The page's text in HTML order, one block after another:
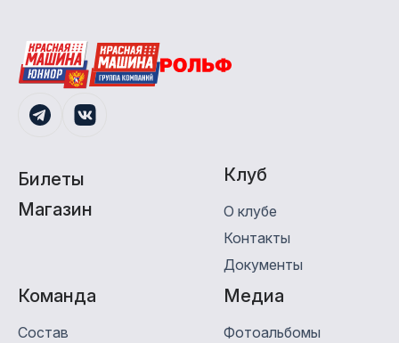
Билеты
Магазин
Клуб
О клубе
Контакты
Документы
Команда
Состав
Медиa
Фотоальбомы